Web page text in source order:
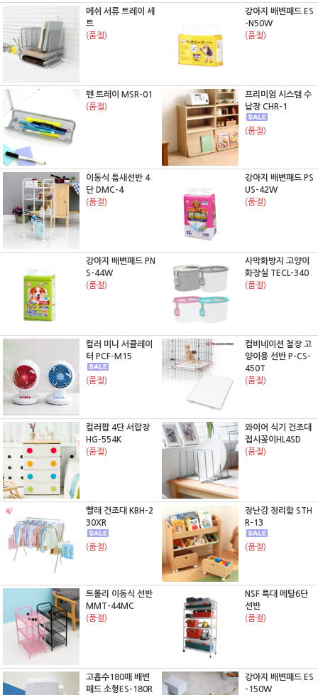
메쉬 서류 트레이 세
트
(품절)
강아지 배변패드 ES
-N50W
(품절)
펜 트레이 MSR-01
(품절)
프리미엄 시스템 수
납장 CHR-1
(품절)
이동식 틈새선반 4
단 DMC-4
(품절)
강아지 배변패드 PS
US-42W
(품절)
강아지 배변패드 PN
S-44W
(품절)
사막화방지 고양이
화장실 TECL-340
(품절)
컬러 미니 서큘레이
터 PCF-M15
(품절)
컴비네이션 철장 고
양이용 선반 P-CS-
450T
(품절)
컬러팝 4단 서랍장
HG-554K
(품절)
와이어 식기 건조대
접시꽂이HL4SD
(품절)
빨래 건조대 KBH-2
30XR
(품절)
장난감 정리함 STH
R-13
(품절)
트롤리 이동식 선반
MMT-44MC
(품절)
NSF 특대 메탈6단
선반
(품절)
고흡수180매 배변
패드 소형ES-180R
강아지 배변패드 ES
-150W